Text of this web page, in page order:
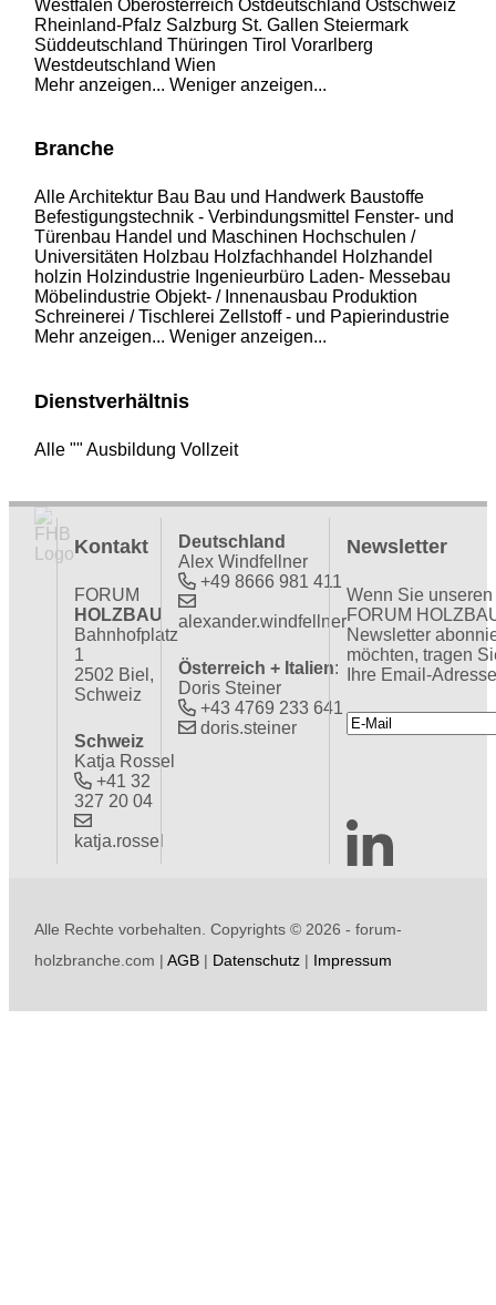
Westfalen Oberösterreich Ostdeutschland Ostschweiz
Rheinland-Pfalz Salzburg St. Gallen Steiermark
Süddeutschland Thüringen Tirol Vorarlberg
Westdeutschland Wien
Mehr anzeigen... Weniger anzeigen...
Branche
AlleArchitektur Bau Bau und Handwerk Baustoffe
Befestigungstechnik - Verbindungsmittel Fenster- und
Türenbau Handel und Maschinen Hochschulen /
Universitäten Holzbau Holzfachhandel Holzhandel
holzin Holzindustrie Ingenieurbüro Laden- Messebau
Möbelindustrie Objekt- / Innenausbau Produktion
Schreinerei / Tischlerei Zellstoff - und Papierindustrie
Mehr anzeigen... Weniger anzeigen...
Dienstverhältnis
Alle "" Ausbildung Vollzeit
Kontakt
FORUM
HOLZBAU
Bahnhofplatz
1
2502 Biel,
Schweiz
Schweiz
Katja Rossel
+41 32
327 20 04
katja.rossel
Deutschland
Alex Windfellner
+49 8666 981 411
alexander.windfellner
Österreich + Italien:
Doris Steiner
+43 4769 233 641
doris.steiner
Newsletter
Wenn Sie unseren
FORUM
Newsletter
möchten, tragen
Ihre Email-
Alle Rechte vorbehalten. Copyrights ©2026 - forum-
holzbranche.com |AGB | Datenschutz | Impressum